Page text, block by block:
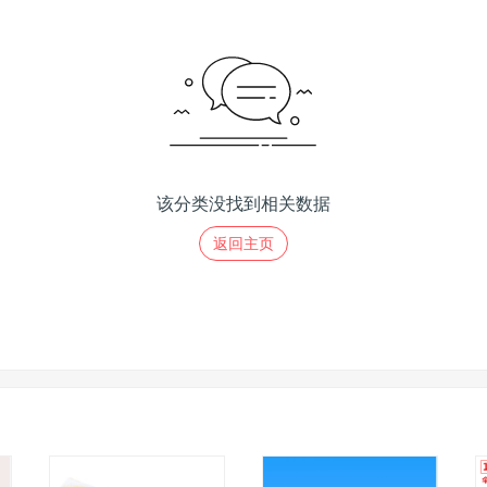
该分类没找到相关数据
返回主页